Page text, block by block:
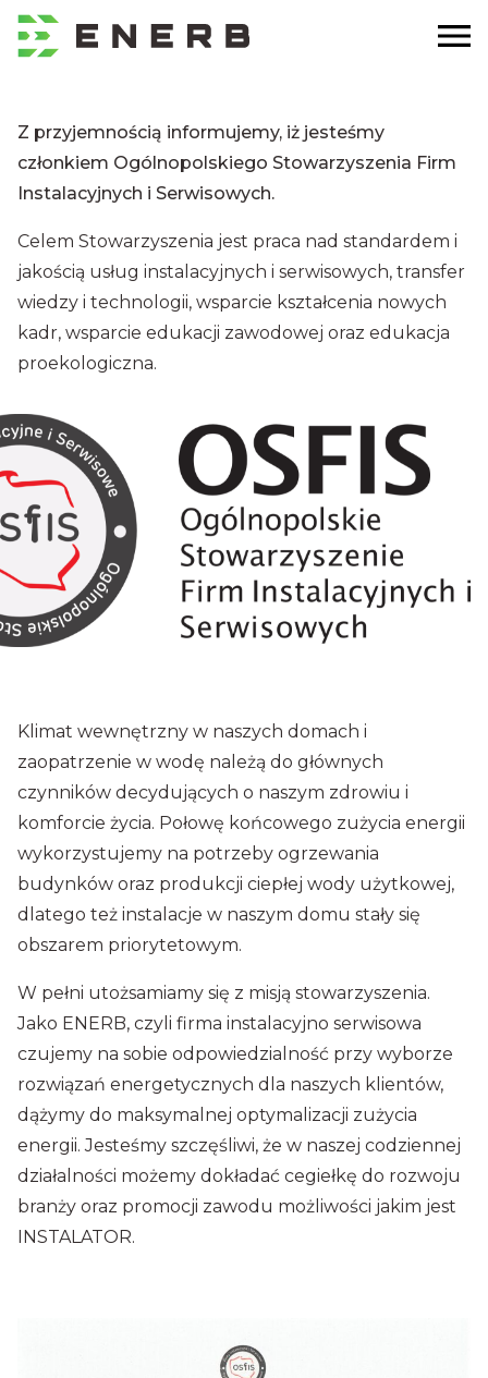
Z przyjemnością informujemy, iż jesteśmy
członkiem Ogólnopolskiego Stowarzyszenia Firm
Instalacyjnych i Serwisowych.
Celem Stowarzyszenia jest praca nad standardem i
jakością usług instalacyjnych i serwisowych, transfer
wiedzy i technologii, wsparcie kształcenia nowych
kadr, wsparcie edukacji zawodowej oraz edukacja
proekologiczna.
Klimat wewnętrzny w naszych domach i
zaopatrzenie w wodę należą do głównych
czynników decydujących o naszym zdrowiu i
komforcie życia. Połowę końcowego zużycia energii
wykorzystujemy na potrzeby ogrzewania
budynków oraz produkcji ciepłej wody użytkowej,
dlatego też instalacje w naszym domu stały się
obszarem priorytetowym.
W pełni utożsamiamy się z misją stowarzyszenia.
Jako ENERB, czyli firma instalacyjno serwisowa
czujemy na sobie odpowiedzialność przy wyborze
rozwiązań energetycznych dla naszych klientów,
dążymy do maksymalnej optymalizacji zużycia
energii. Jesteśmy szczęśliwi, że w naszej codziennej
działalności możemy dokładać cegiełkę do rozwoju
branży oraz promocji zawodu możliwości jakim jest
INSTALATOR.